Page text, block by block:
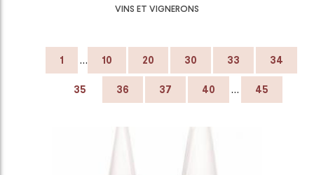
VINS ET VIGNERONS
1 … 10 20 30 33 34
35 36 37 40 … 45